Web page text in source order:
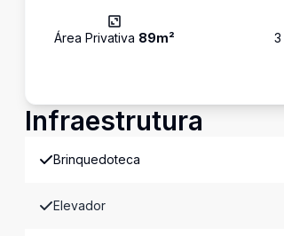
Área Privativa 89m² 3
Infraestrutura
Brinquedoteca
Elevador